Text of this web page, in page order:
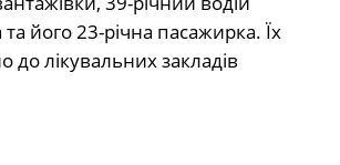
та його 23-річна пасажирка. Їх
до лікувальних закладів